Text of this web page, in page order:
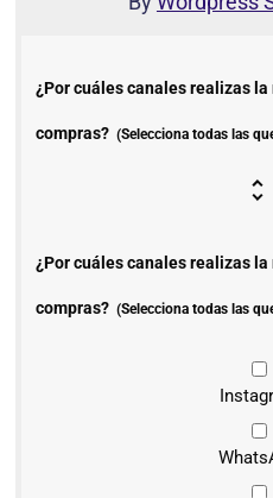
¿Por cuáles canales realizas
compras? (Selecciona todas las
¿Por cuáles canales realizas
compras? (Selecciona todas las